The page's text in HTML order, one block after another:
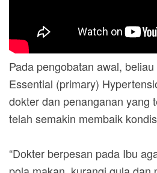
Pada pengobatan awal,
Essential (primary)
dokter dan penanganan yang
telah semakin membaik
“Dokter berpesan pada Ibu